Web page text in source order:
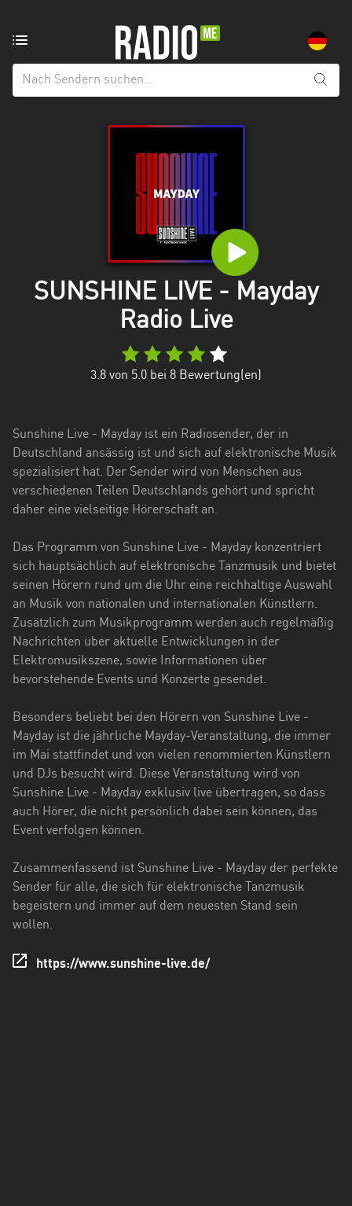
aus:
Alle
Bremen
Niedersachsen
Nordrhein-
Westfalen
Pfalz
Saarland
Sachsen-
Anhalt
Holstein
Thüringen
SUNSHINE LIVE - Mayday
Radio Live
3.8 von 5.0 bei 8 Bewertung(en)
Sunshine Live - Mayday ist ein Radiosender, der in
Deutschland ansässig ist und sich auf elektronische Musik
spezialisiert hat. Der Sender wird von Menschen aus
verschiedenen Teilen Deutschlands gehört und spricht
daher eine vielseitige Hörerschaft an.
Das Programm von Sunshine Live - Mayday konzentriert
sich hauptsächlich auf elektronische Tanzmusik und bietet
seinen Hörern rund um die Uhr eine reichhaltige Auswahl
an Musik von nationalen und internationalen Künstlern.
Zusätzlich zum Musikprogramm werden auch regelmäßig
Nachrichten über aktuelle Entwicklungen in der
Elektromusikszene, sowie Informationen über
bevorstehende Events und Konzerte gesendet.
Besonders beliebt bei den Hörern von Sunshine Live -
Mayday ist die jährliche Mayday-Veranstaltung, die immer
im Mai stattfindet und von vielen renommierten Künstlern
und DJs besucht wird. Diese Veranstaltung wird von
Sunshine Live - Mayday exklusiv live übertragen, so dass
auch Hörer, die nicht persönlich dabei sein können, das
Event verfolgen können.
Zusammenfassend ist Sunshine Live - Mayday der perfekte
Sender für alle, die sich für elektronische Tanzmusik
begeistern und immer auf dem neuesten Stand sein
wollen.
https://www.sunshine-live.de/